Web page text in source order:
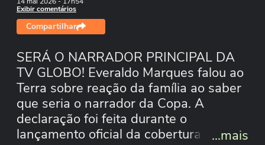
Exibir comentários
Compartilhar
SERÁ O NARRADOR PRINCIPAL DA
TV GLOBO! Everaldo Marques falou ao
Terra sobre reação da família ao saber
que seria o narrador da Copa. A
declaração foi feita durante o
lançamento oficial da cobertura da TV
...mais